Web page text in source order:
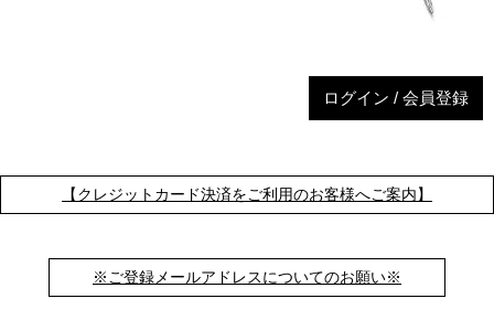
ログイン / 会員登録
【クレジットカード決済をご利用のお客様へご案内】
※ご登録メールアドレスについてのお願い※